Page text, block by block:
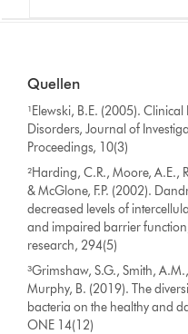
Quellen
¹Elewski, B.E. (2005).
Disorders, Journal of
Proceedings, 10(3)
²Harding, C.R., Moore, A.E.,
& McGlone, F.P. (2002).
decreased levels of
and impaired barrier
research, 294(5)
³Grimshaw, S.G., Smith,
Murphy, B. (2019). The
bacteria on the healthy and
ONE 14(12)